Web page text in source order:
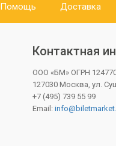
Помощь Доставка
Контактная
ООО «БМ» ОГРН
127030 Москва, ул.
+7 (495) 739 55 99
Email: